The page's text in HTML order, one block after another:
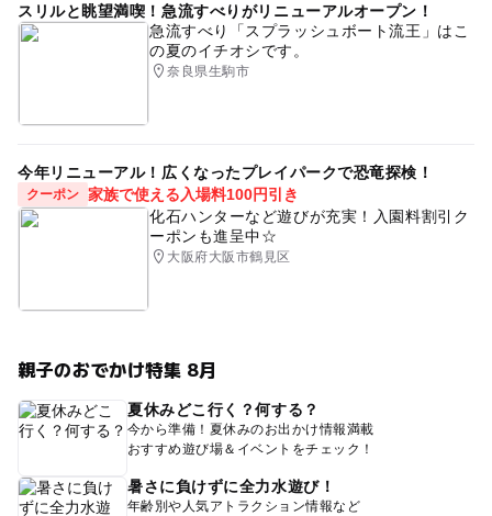
スリルと眺望満喫！急流すべりがリニューアルオープン！
急流すべり「スプラッシュボート流王」はこ
の夏のイチオシです。
奈良県生駒市
今年リニューアル！広くなったプレイパークで恐竜探検！
クーポン 家族で使える入場料100円引き
化石ハンターなど遊びが充実！入園料割引ク
ーポンも進呈中☆
大阪府大阪市鶴見区
親子のおでかけ特集 8月
夏休みどこ行く？何する？
今から準備！夏休みのお出かけ情報満載
おすすめ遊び場＆イベントをチェック！
暑さに負けずに全力水遊び！
年齢別や人気アトラクション情報など